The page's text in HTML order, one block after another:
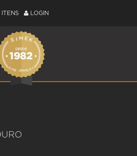
ITENS LOGIN